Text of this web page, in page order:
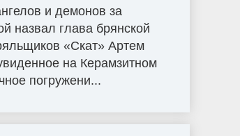
и демонов за
назвал глава брянской
«Скат» Артем
на Керамзитном
погружени...